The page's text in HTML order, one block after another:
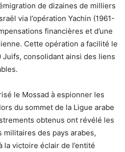
de dizaines de milliers
via l’opération Yachin (1961-
financières et d’une
Cette opération a facilité le
consolidant ainsi des liens
le Mossad à espionner les
du sommet de la Ligue arabe
obtenus ont révélé les
des pays arabes,
victoire éclair de l’entité